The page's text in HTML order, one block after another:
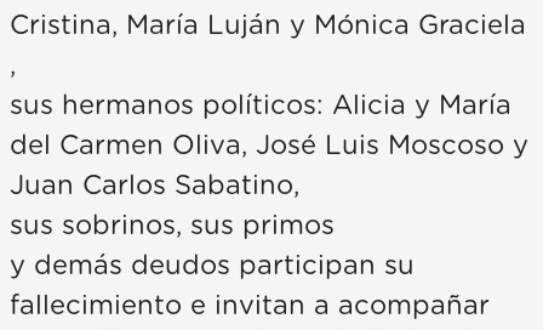
Cristina, María Luján y Mónica Graciela
,
sus hermanos políticos: Alicia y María
del Carmen Oliva, José Luis Moscoso y
Juan Carlos Sabatino,
sus sobrinos, sus primos
y demás deudos participan su
fallecimiento e invitan a acompañar